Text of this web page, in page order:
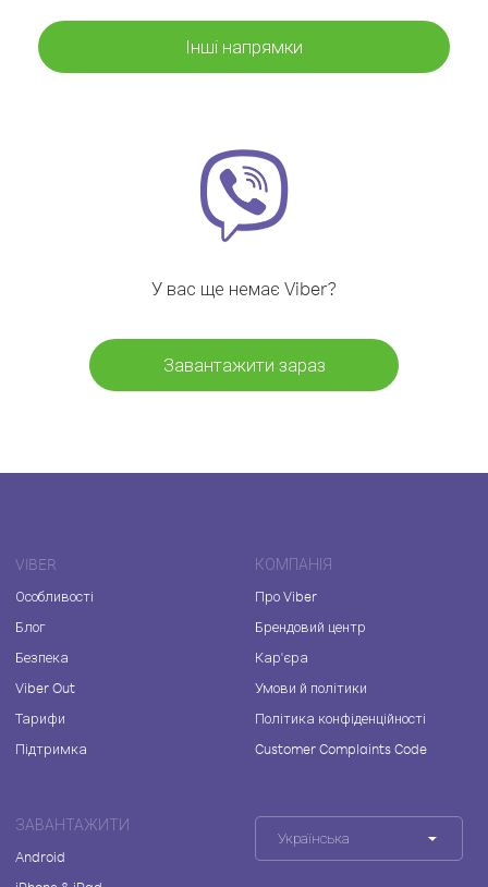
Інші напрямки
У вас ще немає Viber?
Завантажити зараз
VIBER
Особливості
Блог
Безпека
Viber Out
Тарифи
Підтримка
КОМПАНІЯ
Про Viber
Брендовий центр
Кар'єра
Умови й політики
Політика конфіденційності
Customer Complaints Code
ЗАВАНТАЖИТИ
Android
Українська